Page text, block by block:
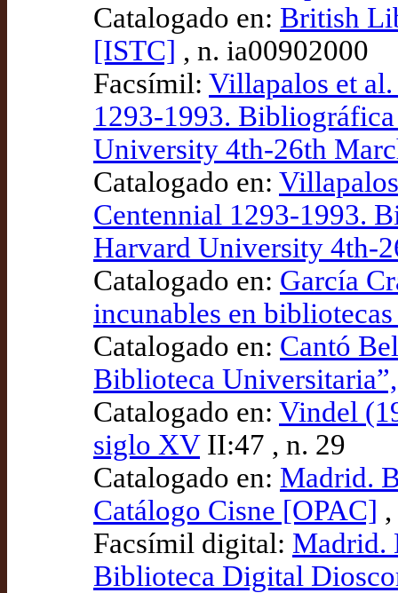
Catalogado en: British
[ISTC] , n. ia00902000
Facsímil: Villapalos et
1293-1993.
University 4th-26th
Catalogado en:
Centennial 1293-1993.
Harvard University 4th-
Catalogado en: García
incunables en
Catalogado en: Cantó
Biblioteca
Catalogado en: Vindel
siglo XVII:47 , n. 29
Catalogado en: Madrid.
Catálogo Cisne [OPAC]
Facsímil digital: Madrid.
Biblioteca Digital